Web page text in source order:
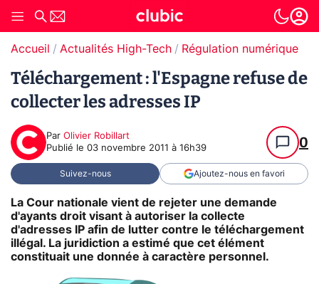
Accueil Actualités High-Tech Régulation numérique
Téléchargement : l'Espagne refuse de
collecter les adresses IP
Par Olivier Robillart
Publié le 03 novembre 2011 à 16h39 0
Suivez-nous Ajoutez-nous en favori
La Cour nationale vient de rejeter une demande
d'ayants droit visant à autoriser la collecte
d'adresses IP afin de lutter contre le téléchargement
illégal. La juridiction a estimé que cet élément
constituait une donnée à caractère personnel.